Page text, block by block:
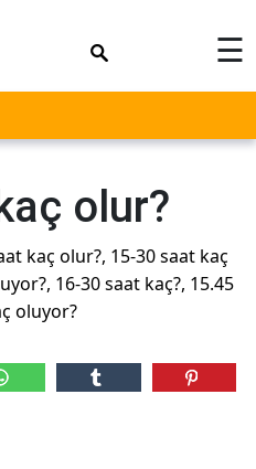
☰
olur?
kaç olur?, 15-30 saat kaç
16-30 saat kaç?, 15.45
oluyor?